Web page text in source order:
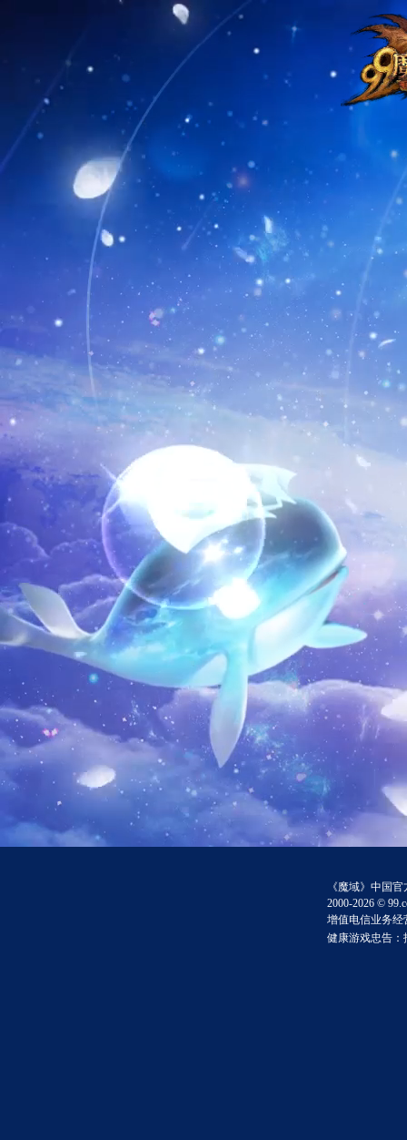
《魔域》中国官
2000-2026 ©
增值电信业务经
健康游戏忠告：